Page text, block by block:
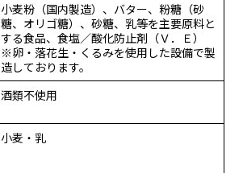
小麦粉（国内製造）、バター、粉糖（砂
糖、オリゴ糖）、砂糖、乳等を主要原料と
する食品、食塩／酸化防止剤（Ｖ．Ｅ）
※卵・落花生・くるみを使用した設備で製
造しております。
酒類不使用
小麦・乳